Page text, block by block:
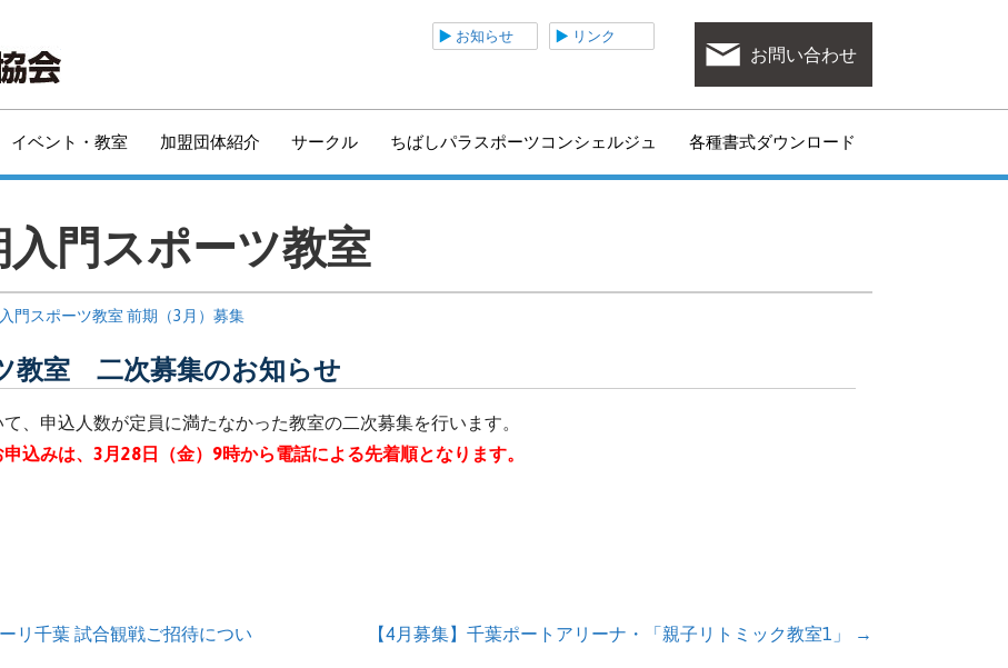
公益財団法人千葉市スポーツ協会
リンク
お知らせ
お問い合わせ
イベント・教室 加盟団体紹介 サークル ちばしパラスポーツコンシェルジュ 各種書式ダウンロード
入門スポーツ教室
入門スポーツ教室 前期（3月）募集
ツ教室 二次募集のお知らせ
、申込人数が定員に満たなかった教室の二次募集を行います。
込みは、3 月28日（金）9時から電話による先着順となります。
リ千葉 試合観戦ご招待につい
【4月募集】千葉ポートアリーナ・「親子リトミック教室1」 →